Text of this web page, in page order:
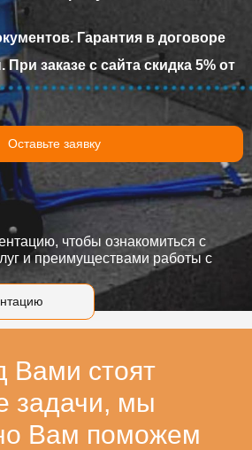
Гарантия в договоре
заказе с сайта скидка 5% от
Оставьте заявку
чтобы ознакомиться с
и преимуществами работы с
Вами стоят
задачи, мы
Вам поможем